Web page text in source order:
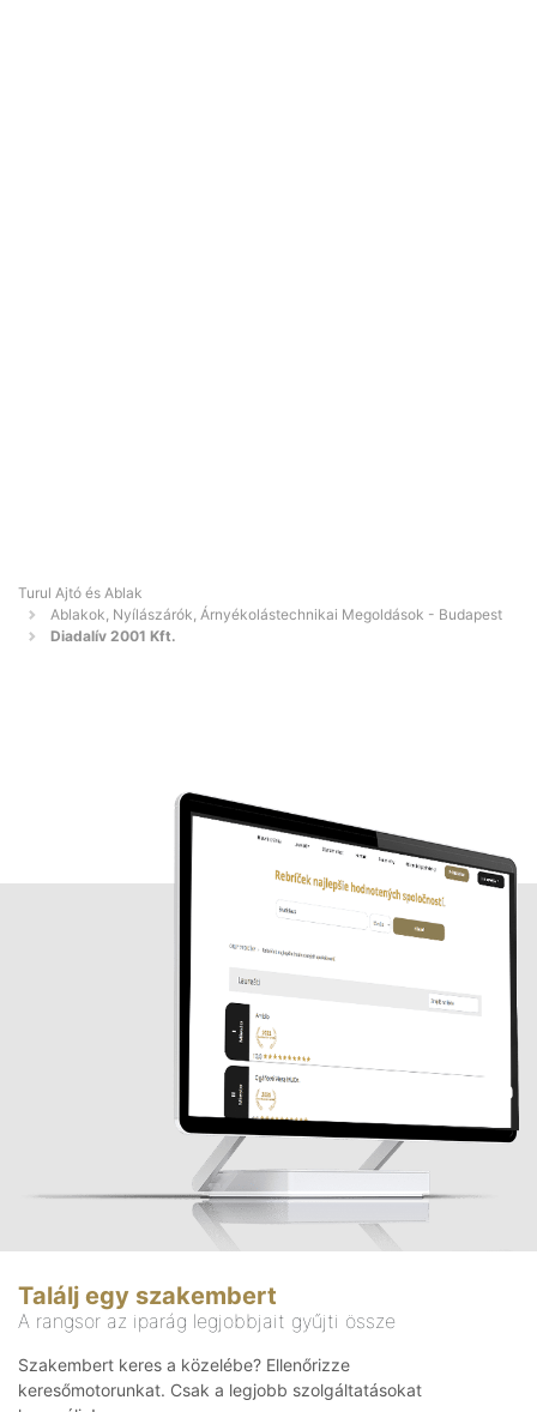
Turul Ajtó és Ablak
Ablakok, Nyílászárók, Árnyékolástechnikai Megoldások - Budapest
Diadalív 2001 Kft.
Találj egy szakembert
A rangsor az iparág legjobbjait gyűjti össze
Szakembert keres a közelébe? Ellenőrizze
keresőmotorunkat. Csak a legjobb szolgáltatásokat